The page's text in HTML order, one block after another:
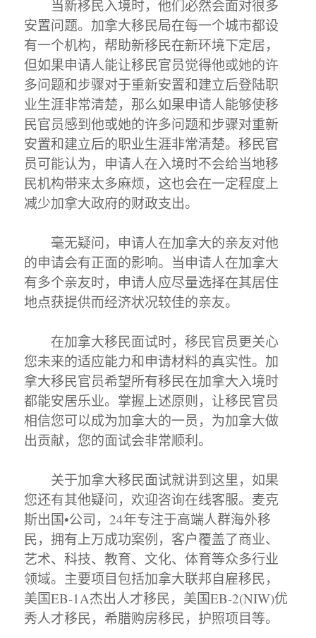
当新移民入境时，他们必然会面对很多
安置问题。加拿大移民局在每一个城市都设
有一个机构，帮助新移民在新环境下定居，
但如果申请人能让移民官员觉得他或她的许
多问题和步骤对于重新安置和建立后登陆职
业生涯非常清楚，那么如果申请人能够使移
民官员感到他或她的许多问题和步骤对重新
安置和建立后的职业生涯非常清楚。移民官
员可能认为，申请人在入境时不会给当地移
民机构带来太多麻烦，这也会在一定程度上
减少加拿大政府的财政支出。
毫无疑问，申请人在加拿大的亲友对他
的申请会有正面的影响。当申请人在加拿大
有多个亲友时，申请人应尽量选择在其居住
地点获提供而经济状况较佳的亲友。
在加拿大移民面试时，移民官员更关心
您未来的适应能力和申请材料的真实性。加
拿大移民官员希望所有移民在加拿大入境时
都能安居乐业。掌握上述原则，让移民官员
相信您可以成为加拿大的一员，为加拿大做
出贡献，您的面试会非常顺利。
关于加拿大移民面试就讲到这里，如果
您还有其他疑问，欢迎咨询在线客服。麦克
斯出国•公司，24年专注于高端人群海外移
民，拥有上万成功案例，客户覆盖了商业、
艺术、科技、教育、文化、体育等众多行业
领域。主要项目包括加拿大联邦自雇移民，
美国EB-1A杰出人才移民，美国EB-2(NIW)优
秀人才移民，希腊购房移民，护照项目等。